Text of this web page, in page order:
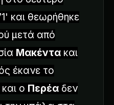
και θεωρήθηκε
μετά από
Μακέντα και
έκανε το
ο Περέα δεν